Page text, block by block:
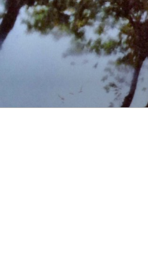
Zum
Inhalt
springen